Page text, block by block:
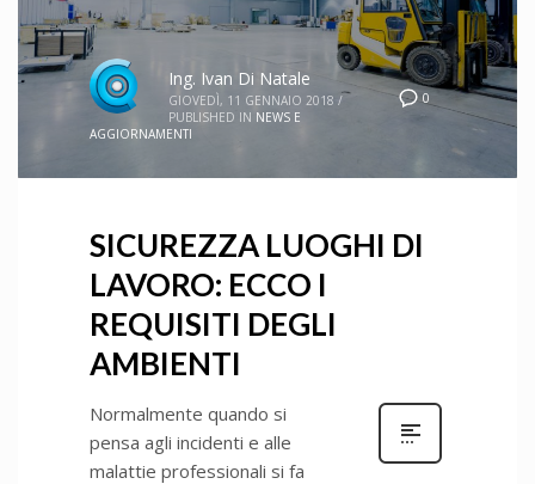
0
Ing. Ivan Di Natale
GIOVEDÌ, 11 GENNAIO 2018 /
PUBLISHED IN NEWS E
AGGIORNAMENTI
SICUREZZA LUOGHI DI
LAVORO: ECCO I
REQUISITI DEGLI
AMBIENTI
Normalmente quando si
pensa agli incidenti e alle
malattie professionali si fa